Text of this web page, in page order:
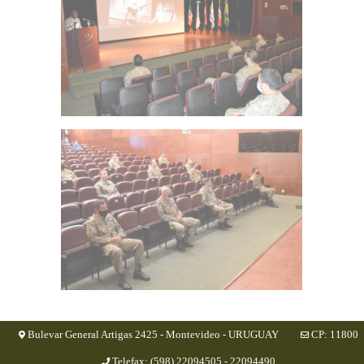
Bulevar General Artigas 2425 - Montevideo - URUGUAY CP: 11800
Telefax: (598) 22094505 - 22094490